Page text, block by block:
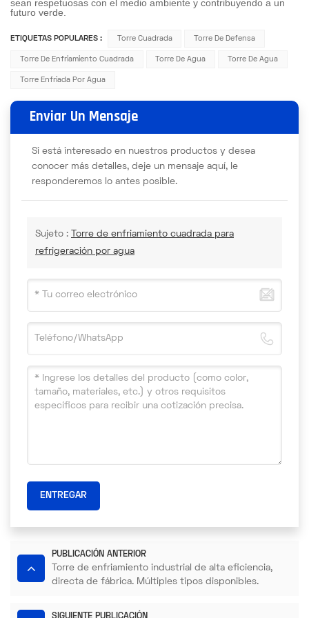
sean respetuosas con el medio ambiente y contribuyendo a un
futuro verde.
ETIQUETAS POPULARES : Torre Cuadrada Torre De Defensa
Torre De Enfriamiento Cuadrada Torre De Agua Torre De Agua
Torre Enfriada Por Agua
Enviar Un Mensaje
Si está interesado en nuestros productos y desea
conocer más detalles, deje un mensaje aquí, le
responderemos lo antes posible.
Sujeto :
Torre de enfriamiento cuadrada para
refrigeración por agua
ENTREGAR
PUBLICACIÓN ANTERIOR
Torre de enfriamiento industrial de alta eficiencia,
directa de fábrica. Múltiples tipos disponibles.